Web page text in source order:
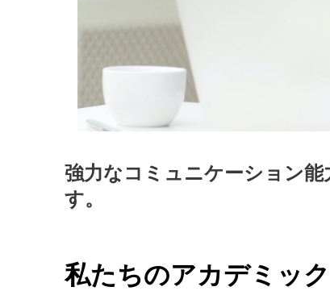
強力なコミュニケーション
す。
私たちのアカデミッ